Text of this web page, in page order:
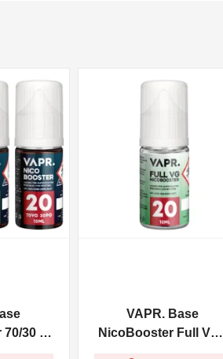
30 -
VAPR. Base
NicoBooster Full VG -